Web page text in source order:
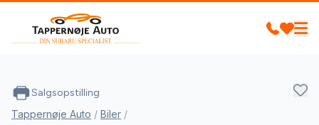
Salgsopstilling
Tappernøje Auto / Biler /